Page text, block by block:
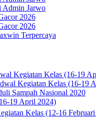
Admin Jarwo
2026
2026
Terpercaya
Kegiatan Kelas (16-19
Kegiatan Kelas (16-19
Sampah Nasional 2020
19 April 2024)
Kelas (12-16